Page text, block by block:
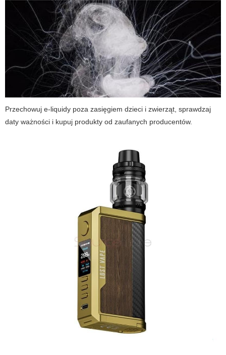
Przechowuj e-liquidy poza zasięgiem dzieci i zwierząt, sprawdzaj
daty ważności i kupuj produkty od zaufanych producentów.